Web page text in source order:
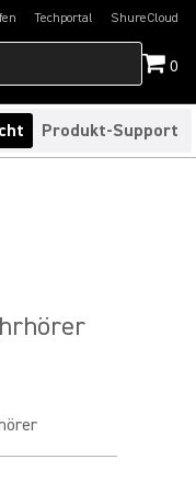
Techportal
(Opens in a new tab)ShureCloud
(Opens in a new
0
Produkt-Support